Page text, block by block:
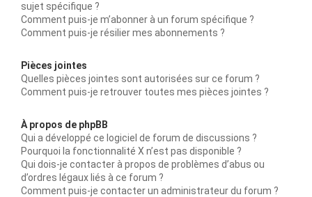
sujet spécifique ?
Comment puis-je m’abonner à un forum spécifique ?
Comment puis-je résilier mes abonnements ?
Pièces jointes
Quelles pièces jointes sont autorisées sur ce forum ?
Comment puis-je retrouver toutes mes pièces jointes ?
À propos de phpBB
Qui a développé ce logiciel de forum de discussions ?
Pourquoi la fonctionnalité X n’est pas disponible ?
Qui dois-je contacter à propos de problèmes d’abus ou
d’ordres légaux liés à ce forum ?
Comment puis-je contacter un administrateur du forum ?